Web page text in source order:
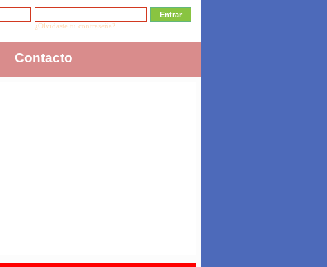
¿Olvidaste tu contraseña?
Contacto